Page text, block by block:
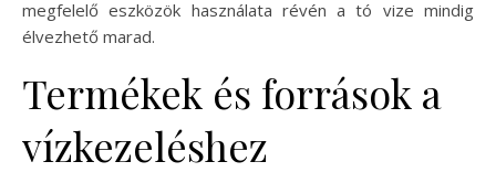
megfelelő eszközök használata révén a tó vize mindig
élvezhető marad.
Termékek és források a
vízkezeléshez